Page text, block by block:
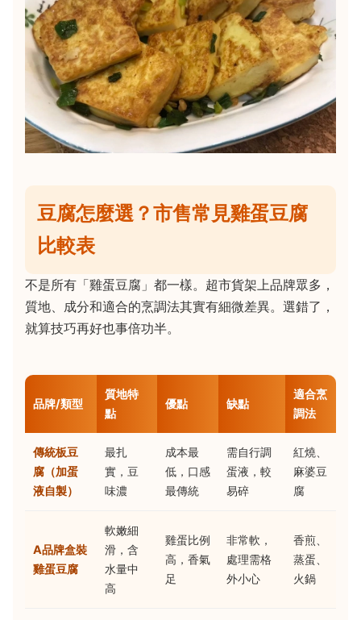
豆腐怎麼選？市售常見雞蛋豆腐
比較表
不是所有「雞蛋豆腐」都一樣。超市貨架上品牌眾多，
質地、成分和適合的烹調法其實有細微差異。選錯了，
就算技巧再好也事倍功半。
品牌/類型
質地特
點
優點 缺點
適合烹
調法
傳統板豆
腐（加蛋
液自製）
最扎
實，豆
味濃
成本最
低，口感
最傳統
需自行調
蛋液，較
易碎
紅燒、
麻婆豆
腐
A品牌盒裝
雞蛋豆腐
軟嫩細
滑，含
水量中
高
雞蛋比例
高，香氣
足
非常軟，
處理需格
外小心
香煎、
蒸蛋、
火鍋